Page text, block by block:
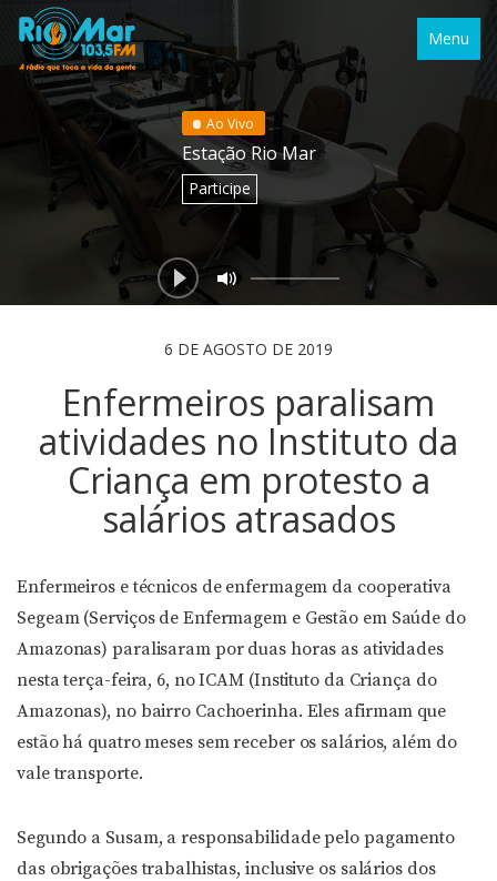
Menu
Ao Vivo
Estação Rio Mar
Participe
6 DE AGOSTO DE 2019
Enfermeiros paralisam
atividades no Instituto da
Criança em protesto a
salários atrasados
Enfermeiros e técnicos de enfermagem da cooperativa
Segeam (Serviços de Enfermagem e Gestão em Saúde do
Amazonas) paralisaram por duas horas as atividades
nesta terça-feira, 6, no ICAM (Instituto da Criança do
Amazonas), no bairro Cachoerinha. Eles afirmam que
estão há quatro meses sem receber os salários, além do
vale transporte.
Segundo a Susam, a responsabilidade pelo pagamento
das obrigações trabalhistas, inclusive os salários dos